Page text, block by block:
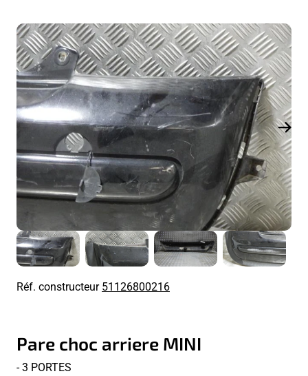
Réf. constructeur51126800216
Pare choc arriere MINI
- 3 PORTES